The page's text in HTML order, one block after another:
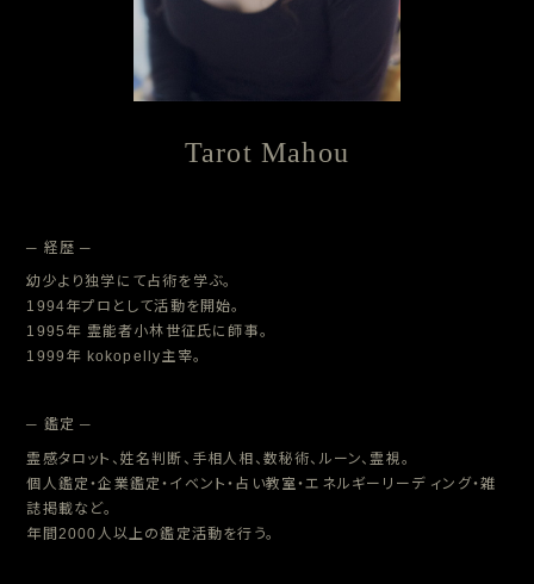
Tarot Mahou
─ 経歴 ─
幼少より独学にて占術を学ぶ。
1994年プロとして活動を開始。
1995年 霊能者小林世征氏に師事。
1999年 kokopelly主宰。
─ 鑑定 ─
霊感タロット、姓名判断、手相人相、数秘術、ルーン、霊視。
個人鑑定・企業鑑定・イベント・占い教室・エネルギーリーデ ィング・雑
誌掲載など。
年間2000人以上の鑑定活動を行う。